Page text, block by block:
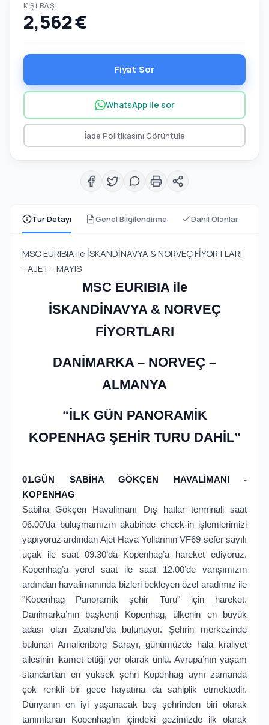
Tur Detayı Genel Bilgilendirme Dahil Olanlar
MSC EURIBIA ile İSKANDİNAVYA & NORVEÇ FİYORTLARI
- AJET - MAYIS
MSC EURIBIA ile
İSKANDİNAVYA & NORVEÇ
FİYORTLARI
DANİMARKA – NORVEÇ –
ALMANYA
“İLK GÜN PANORAMİK
KOPENHAG ŞEHİR TURU DAHİL”
01.GÜN SABİHA GÖKÇEN HAVALİMANI -
KOPENHAG
Sabiha Gökçen Havalimanı Dış hatlar terminali saat
06.00’da buluşmamızın akabinde check-in işlemlerimizi
yapıyoruz ardından Ajet Hava Yollarının VF69 sefer sayılı
uçak ile saat 09.30’da Kopenhag’a hareket ediyoruz.
Kopenhag’a yerel saat ile saat 12.00’de varışımızın
ardından havalimanında bizleri bekleyen özel aradımız ile
"Kopenhag Panoramik şehir Turu" için hareket.
Danimarka’nın başkenti Kopenhag, ülkenin en büyük
adası olan Zealand’da bulunuyor. Şehrin merkezinde
bulunan Amalienborg Sarayı, günümüzde hala kraliyet
ailesinin ikamet ettiği yer olarak ünlü. Avrupa’nın yaşam
standartları en yüksek şehri Kopenhag aynı zamanda
çok renkli bir gece hayatına da sahiplik etmektedir.
Dünyanın en iyi yaşanacak beş şehrinden biri olarak
tanımlanan Kopenhag’ın içindeki gezimizde ilk olarak
KIŞI BAŞI
2,562 €
Fiyat Sor
WhatsApp ile sor
İade Politikasını Görüntüle